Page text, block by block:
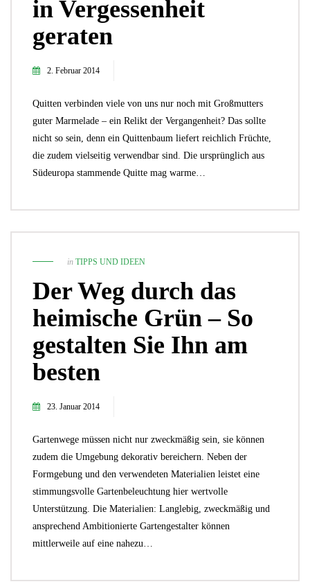
in Vergessenheit
geraten
2. Februar 2014
Quitten verbinden viele von uns nur noch mit Großmutters
guter Marmelade – ein Relikt der Vergangenheit? Das sollte
nicht so sein, denn ein Quittenbaum liefert reichlich Früchte,
die zudem vielseitig verwendbar sind. Die ursprünglich aus
Südeuropa stammende Quitte mag warme…
in TIPPS UND IDEEN
Der Weg durch das
heimische Grün – So
gestalten Sie Ihn am
besten
23. Januar 2014
Gartenwege müssen nicht nur zweckmäßig sein, sie können
zudem die Umgebung dekorativ bereichern. Neben der
Formgebung und den verwendeten Materialien leistet eine
stimmungsvolle Gartenbeleuchtung hier wertvolle
Unterstützung. Die Materialien: Langlebig, zweckmäßig und
ansprechend Ambitionierte Gartengestalter können
mittlerweile auf eine nahezu…